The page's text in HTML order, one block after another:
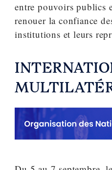
entre pouvoirs publics
renouer la confiance
institutions et leurs